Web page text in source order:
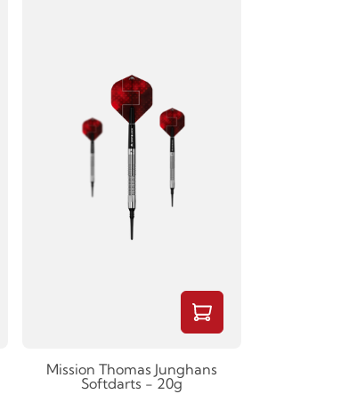
Mission Thomas Junghans
Softdarts - 20g